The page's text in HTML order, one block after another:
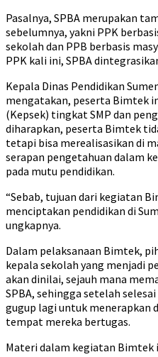
Pasalnya, SPBA merupakan
sebelumnya, yakni PPK
sekolah dan PPB berbasis
PPK kali ini, SPBA
Kepala Dinas Pendidikan
mengatakan, peserta Bimtek
(Kepsek) tingkat SMP dan
diharapkan, peserta Bimtek
tetapi bisa merealisasikan di
serapan pengetahuan dalam
pada mutu pendidikan.
“Sebab, tujuan dari kegiatan
menciptakan pendidikan di
ungkapnya.
Dalam pelaksanaan Bimtek,
kepala sekolah yang menjadi
akan dinilai, sejauh mana
SPBA, sehingga setelah
gugup lagi untuk menerapkan
tempat mereka bertugas.
Materi dalam kegiatan Bimtek